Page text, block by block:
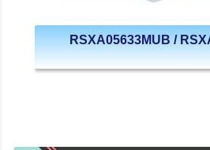
RSXA05633MUB /